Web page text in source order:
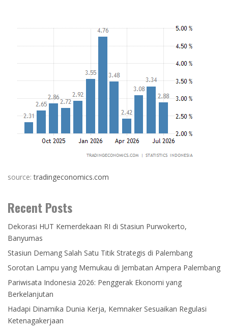
source:tradingeconomics.com
Recent Posts
Dekorasi HUT Kemerdekaan RI di Stasiun Purwokerto,
Banyumas
Stasiun Demang Salah Satu Titik Strategis di Palembang
Sorotan Lampu yang Memukau di Jembatan Ampera Palembang
Pariwisata Indonesia 2026: Penggerak Ekonomi yang
Berkelanjutan
Hadapi Dinamika Dunia Kerja, Kemnaker Sesuaikan Regulasi
Ketenagakerjaan